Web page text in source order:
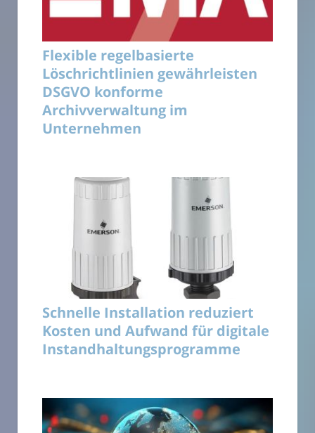
Flexible regelbasierte
Löschrichtlinien gewährleisten
DSGVO konforme
Archivverwaltung im
Unternehmen
Schnelle Installation reduziert
Kosten und Aufwand für digitale
Instandhaltungsprogramme